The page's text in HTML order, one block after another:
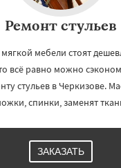
Ремонт стульев
мягкой мебели стоят
всё равно можно
стульев в Черкизове.
спинки, заменят
ЗАКАЗАТЬ